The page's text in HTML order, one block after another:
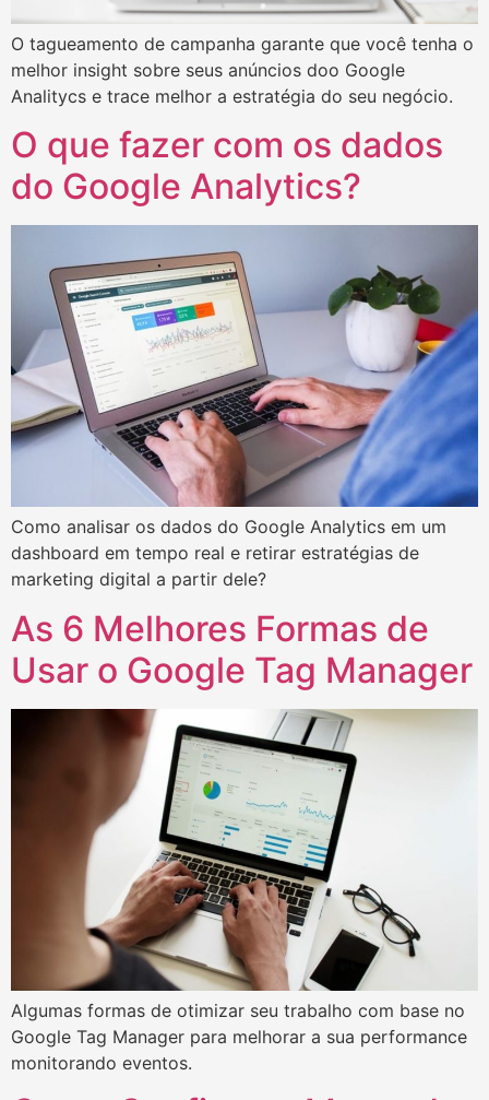
O tagueamento de campanha garante que você tenha o
melhor insight sobre seus anúncios doo Google
Analitycs e trace melhor a estratégia do seu negócio.
O que fazer com os dados
do Google Analytics?
Como analisar os dados do Google Analytics em um
dashboard em tempo real e retirar estratégias de
marketing digital a partir dele?
As 6 Melhores Formas de
Usar o Google Tag Manager
Algumas formas de otimizar seu trabalho com base no
Google Tag Manager para melhorar a sua performance
monitorando eventos.